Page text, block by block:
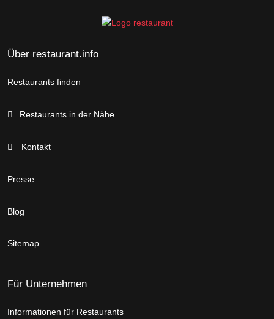
Über restaurant.info
Restaurants finden
Restaurants in der Nähe
Kontakt
Presse
Blog
Sitemap
Für Unternehmen
Informationen für Restaurants